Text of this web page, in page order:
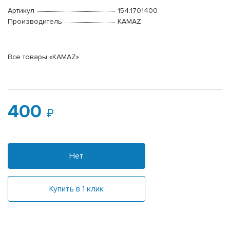
Артикул
154.1701400
Производитель
KAMAZ
Все товары «KAMAZ»
400
Нет
Купить в 1 клик